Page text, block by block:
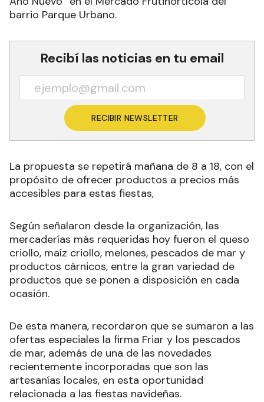
barrio Parque Urbano.
Recibí las noticias en tu email
RECIBIR NEWSLETTER
La propuesta se repetirá mañana de 8 a 18, con el
propósito de ofrecer productos a precios más
accesibles para estas fiestas,
Según señalaron desde la organización, las
mercaderías más requeridas hoy fueron el queso
criollo, maíz criollo, melones, pescados de mar y
productos cárnicos, entre la gran variedad de
productos que se ponen a disposición en cada
ocasión.
De esta manera, recordaron que se sumaron a las
ofertas especiales la firma Friar y los pescados
de mar, además de una de las novedades
recientemente incorporadas que son las
artesanías locales, en esta oportunidad
relacionada a las fiestas navideñas.